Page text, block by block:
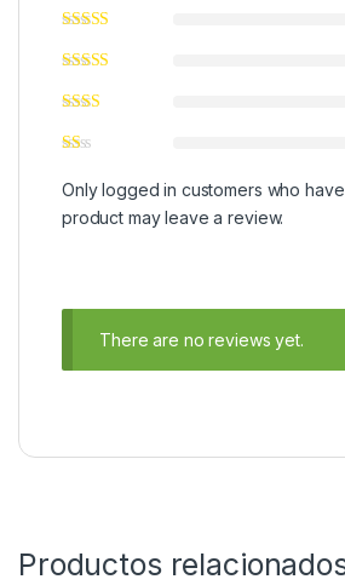
Only logged in customers who
product may leave a review.
There are no reviews yet.
Productos